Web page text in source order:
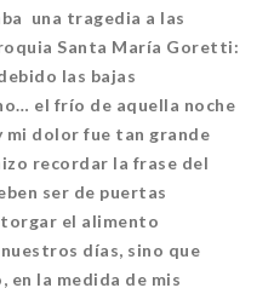
una tragedia a las
Santa María Goretti:
las bajas
el frío de aquella noche
mi dolor fue tan grande
recordar la frase del
ser de puertas
el alimento
días, sino que
la medida de mis